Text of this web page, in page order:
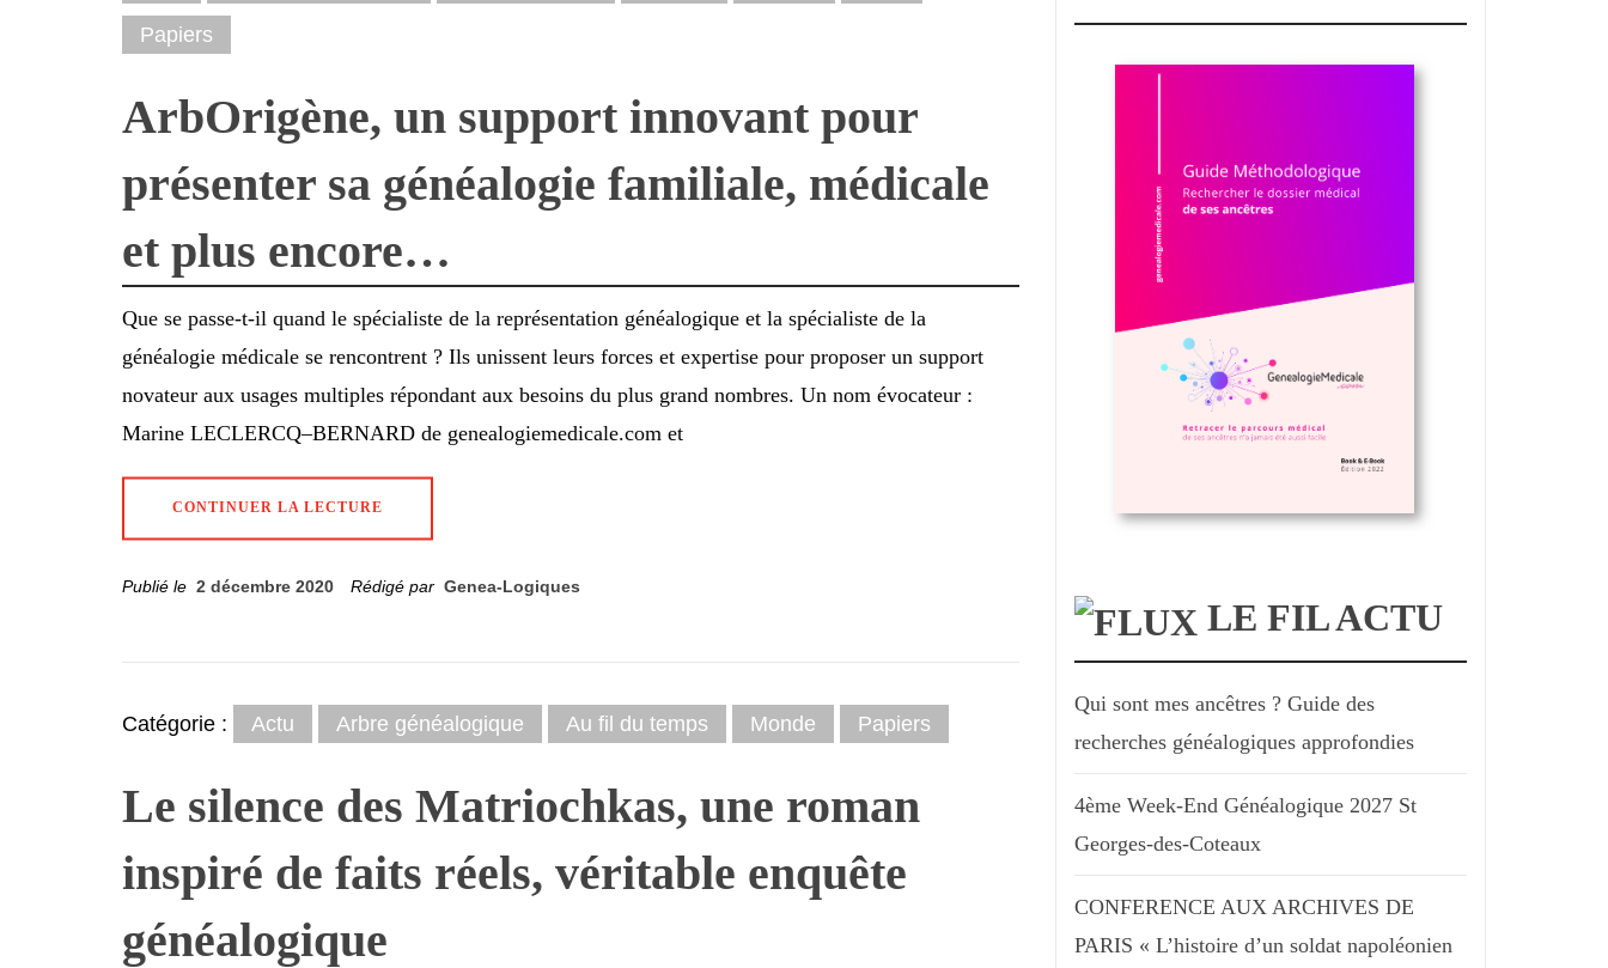
Papiers
ArbOrigène, un support innovant pour
présenter sa généalogie familiale, médicale
et plus encore…
Que se passe-t-il quand le spécialiste de la représentation généalogique et la spécialiste de la
généalogie médicale se rencontrent ? Ils unissent leurs forces et expertise pour proposer un support
novateur aux usages multiples répondant aux besoins du plus grand nombres. Un nom évocateur :
Marine LECLERCQ–BERNARD de genealogiemedicale.com et
CONTINUER LA LECTURE
Publié le 2 décembre 2020 Rédigé par Genea-Logiques
Catégorie : Actu Arbre généalogique Au fil du temps Monde Papiers
Le silence des Matriochkas, une roman
inspiré de faits réels, véritable enquête
généalogique
LE FIL ACTU
Qui sont mes ancêtres ? Guide des
recherches généalogiques approfondies
4ème Week-End Généalogique 2027 St
Georges-des-Coteaux
CONFERENCE AUX ARCHIVES DE
PARIS « L’histoire d’un soldat napoléonien